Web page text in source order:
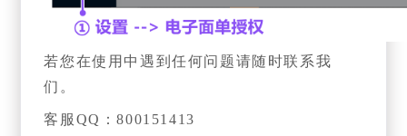
若您在使用中遇到任何问题请随时联系我
们。
客服QQ：800151413